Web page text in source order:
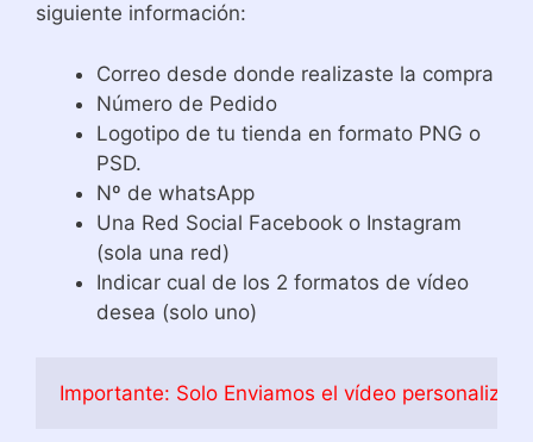
siguiente información:
Correo desde donde realizaste la compra
Número de Pedido
Logotipo de tu tienda en formato PNG o
PSD.
Nº de whatsApp
Una Red Social Facebook o Instagram
(sola una red)
Indicar cual de los 2 formatos de vídeo
desea (solo uno)
Importante: Solo Enviamos el vídeo